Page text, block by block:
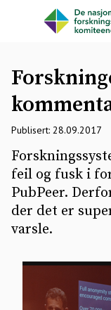
Publisert: 28.09.2017
feil og fusk i
PubPeer.
der det er
varsle.